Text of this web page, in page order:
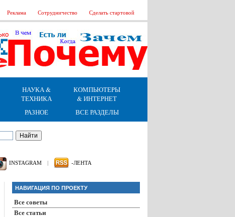
Реклама Сотрудничество Сделать стартовой
НАУКА &
ТЕХНИКА
КОМПЬЮТЕРЫ
& ИНТЕРНЕТ
РАЗНОЕ ВСЕ РАЗДЕЛЫ
INSTAGRAM | -ЛЕНТА
НАВИГАЦИЯ ПО ПРОЕКТУ
Все советы
Все статьи